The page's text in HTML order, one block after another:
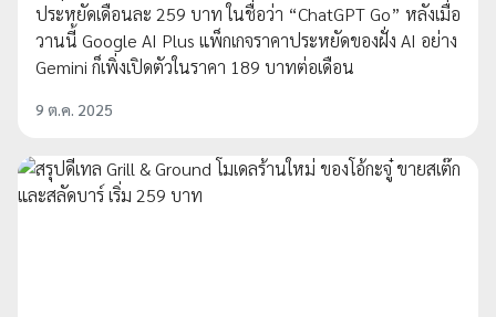
ประหยัดเดือนละ 259 บาท ในชื่อว่า “ChatGPT Go” หลังเมื่อ
วานนี้ Google AI Plus แพ็กเกจราคาประหยัดของฝั่ง AI อย่าง
Gemini ก็เพิ่งเปิดตัวในราคา 189 บาทต่อเดือน
9 ต.ค. 2025